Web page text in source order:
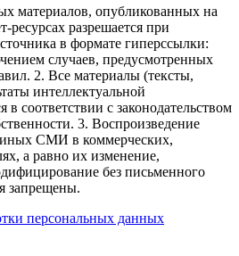
материалов, опубликованных на
ресурсах разрешается при
в формате гиперссылки:
случаев, предусмотренных
2. Все материалы (тексты,
интеллектуальной
в соответствии с законодательством
3. Воспроизведение
иных СМИ в коммерческих,
а равно их изменение,
без письменного
запрещены.
персональных данных